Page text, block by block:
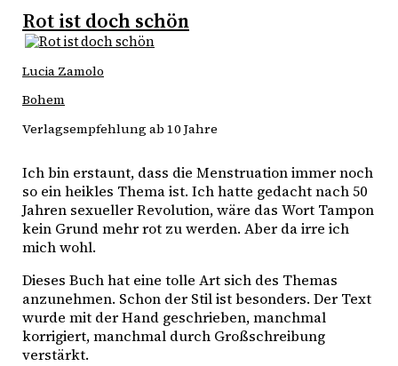
Rot ist doch schön
Lucia Zamolo
Bohem
Verlagsempfehlung ab 10 Jahre
Ich bin erstaunt, dass die Menstruation immer noch
so ein heikles Thema ist. Ich hatte gedacht nach 50
Jahren sexueller Revolution, wäre das Wort Tampon
kein Grund mehr rot zu werden. Aber da irre ich
mich wohl.
Dieses Buch hat eine tolle Art sich des Themas
anzunehmen. Schon der Stil ist besonders. Der Text
wurde mit der Hand geschrieben, manchmal
korrigiert, manchmal durch Großschreibung
verstärkt.